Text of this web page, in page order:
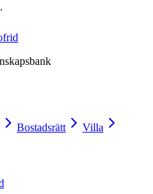
Bostadsrätt Villa